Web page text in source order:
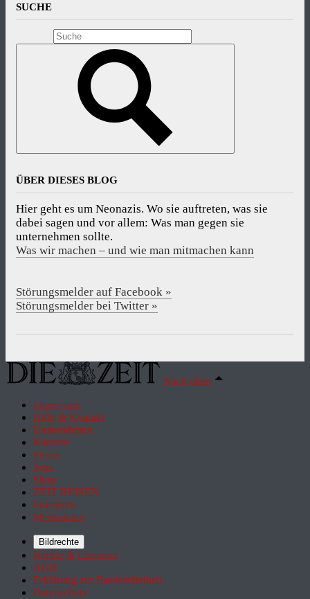
SUCHE
ÜBER DIESES BLOG
Hier geht es um Neonazis. Wo sie auftreten, was sie
dabei sagen und vor allem: Was man gegen sie
unternehmen sollte.
Was wir machen – und wie man mitmachen kann
Störungsmelder auf Facebook »
Störungsmelder bei Twitter »
Nach oben
Impressum
Hilfe & Kontakt
Unternehmen
Karriere
Presse
Jobs
Shop
ZEIT REISEN
Inserieren
Mediadaten
Bildrechte
Rechte & Lizenzen
AGB
Erklärung zur Barrierefreiheit
Datenschutz